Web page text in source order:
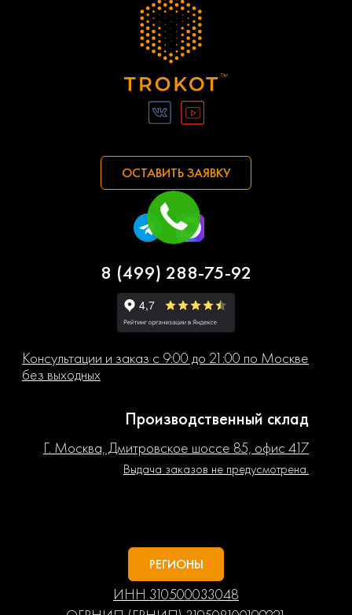
ОСТАВИТЬ ЗАЯВКУ
8 (499) 288-75-92
Консультации и заказ с 9:00 до 21:00 по Москве
без выходных
Производственный склад
Г. Москва, Дмитровское шоссе 85, офис 417
Выдача заказов не предусмотрена.
РЕГИОНЫ
ИНН 310500033048